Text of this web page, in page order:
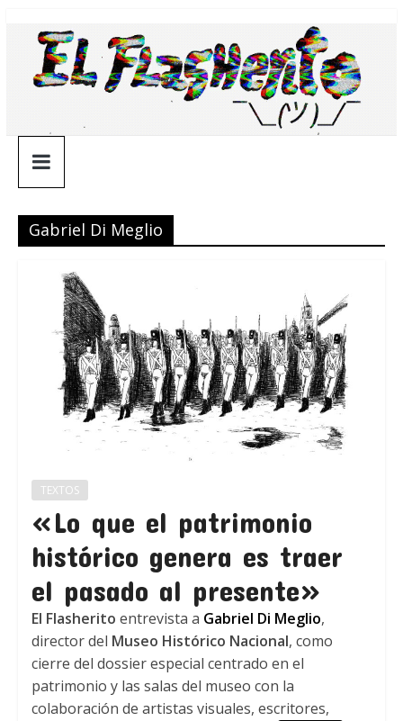
contenido
¯\_(ツ)_/
¯
Gabriel Di Meglio
TEXTOS
«Lo que el patrimonio
histórico genera es traer
el pasado al presente»
El Flasherito entrevista a Gabriel Di Meglio,
director del Museo Histórico Nacional, como
cierre del dossier especial centrado en el
patrimonio y las salas del museo con la
colaboración de artistas visuales, escritores,